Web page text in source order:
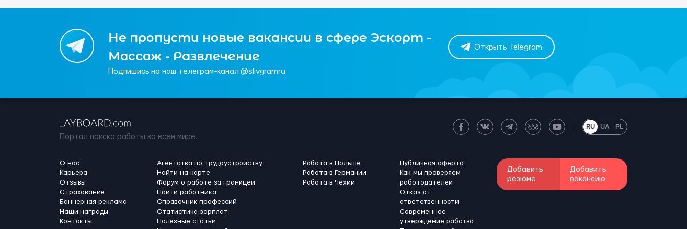
Не пропусти новые вакансии в сфере Эскорт -
Массаж - Развлечение
Подпишись на наш телеграм-канал @slivgramru
Открыть Telegram
Портал поиска работы во всем мире.
RU UA PL
О нас
Карьера
Отзывы
Страхование
Баннерная реклама
Наши награды
Контакты
Агентства по трудоустройству
Найти на карте
Форум о работе за границей
Найти работника
Справочник профессий
Статистика зарплат
Полезные статьи
Работа в Польше
Работа в Германии
Работа в Чехии
Публичная оферта
Как мы проверяем
работодателей
Отказ от
ответственности
Современное
утверждение рабства
Добавить
резюме
Добавить
вакансию